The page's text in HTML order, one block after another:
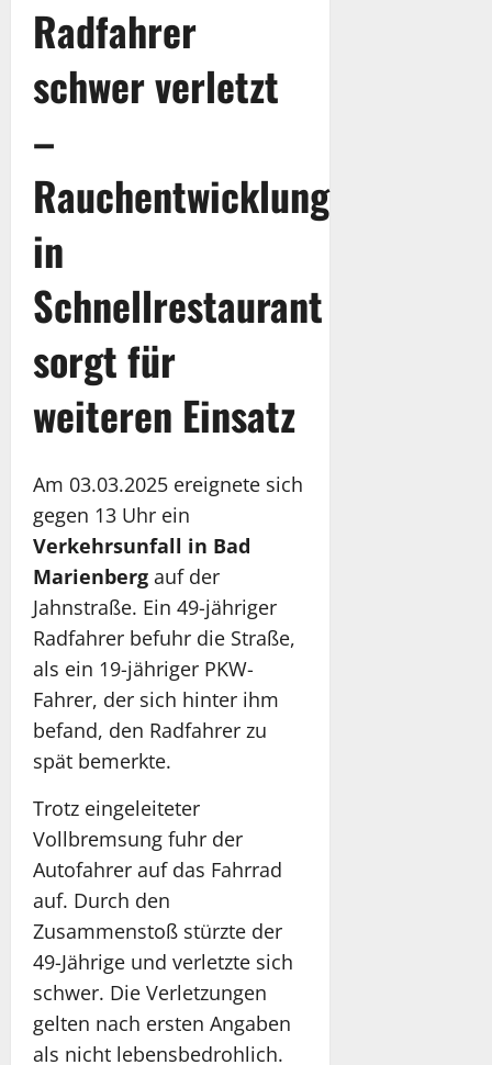
Radfahrer
schwer verletzt
–
Rauchentwicklung
in
Schnellrestaurant
sorgt für
weiteren Einsatz
Am 03.03.2025 ereignete sich
gegen 13 Uhr ein
Verkehrsunfall in Bad
Marienberg auf der
Jahnstraße. Ein 49-jähriger
Radfahrer befuhr die Straße,
als ein 19-jähriger PKW-
Fahrer, der sich hinter ihm
befand, den Radfahrer zu
spät bemerkte.
Trotz eingeleiteter
Vollbremsung fuhr der
Autofahrer auf das Fahrrad
auf. Durch den
Zusammenstoß stürzte der
49-Jährige und verletzte sich
schwer. Die Verletzungen
gelten nach ersten Angaben
als nicht lebensbedrohlich.